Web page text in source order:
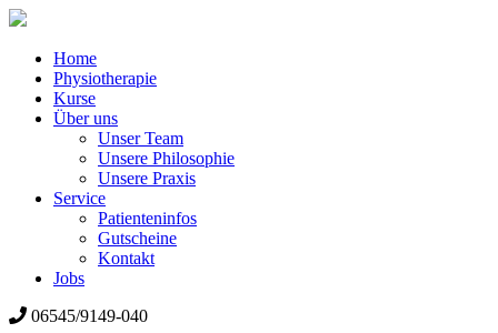
Home
Physiotherapie
Kurse
Über uns
Unser Team
Unsere Philosophie
Unsere Praxis
Service
Patienteninfos
Gutscheine
Kontakt
Jobs
06545/9149-040